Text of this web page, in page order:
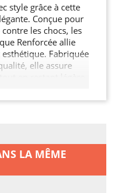
style grâce à cette
Conçue pour
les chocs, les
Renforcée allie
Fabriquée
elle assure
moderne et raffiné
en offrant un accès
LA MÊME